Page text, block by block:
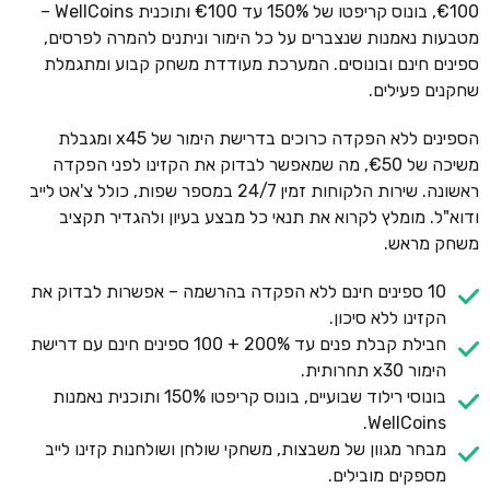
€100, בונוס קריפטו של 150% עד €100 ותוכנית WellCoins –
מטבעות נאמנות שנצברים על כל הימור וניתנים להמרה לפרסים,
ספינים חינם ובונוסים. המערכת מעודדת משחק קבוע ומתגמלת
שחקנים פעילים.
הספינים ללא הפקדה כרוכים בדרישת הימור של x45 ומגבלת
משיכה של €50, מה שמאפשר לבדוק את הקזינו לפני הפקדה
ראשונה. שירות הלקוחות זמין 24/7 במספר שפות, כולל צ'אט לייב
ודוא"ל. מומלץ לקרוא את תנאי כל מבצע בעיון ולהגדיר תקציב
משחק מראש.
10 ספינים חינם ללא הפקדה בהרשמה – אפשרות לבדוק את
הקזינו ללא סיכון.
חבילת קבלת פנים עד 200% + 100 ספינים חינם עם דרישת
הימור x30 תחרותית.
בונוסי רילוד שבועיים, בונוס קריפטו 150% ותוכנית נאמנות
WellCoins.
מבחר מגוון של משבצות, משחקי שולחן ושולחנות קזינו לייב
מספקים מובילים.